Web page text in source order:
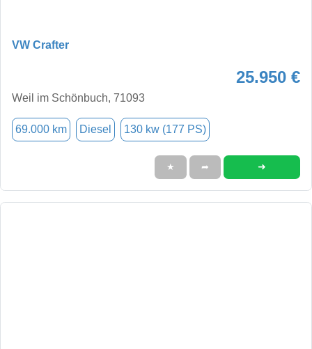
VW Crafter
25.950 €
Weil im Schönbuch, 71093
69.000 km Diesel 130 kw (177 PS)
★ ➦ ➜